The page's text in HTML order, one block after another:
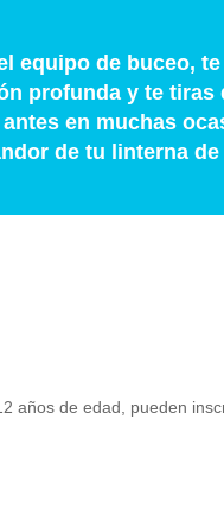
equipo de buceo,
profunda y te
en muchas
de tu linterna de
años de edad, pueden